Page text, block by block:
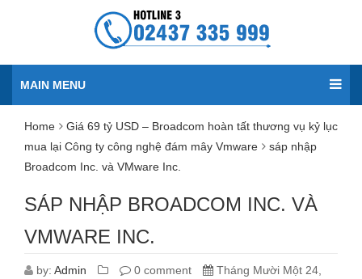
MAIN MENU
Home
Giá 69 tỷ USD – Broadcom hoàn tất thương vụ kỷ lục
mua lại Công ty công nghệ đám mây Vmware
sáp nhập
Broadcom Inc. và VMware Inc.
SÁP NHẬP BROADCOM INC. VÀ
VMWARE INC.
by: Admin 0 comment
Tháng Mười Một 24,